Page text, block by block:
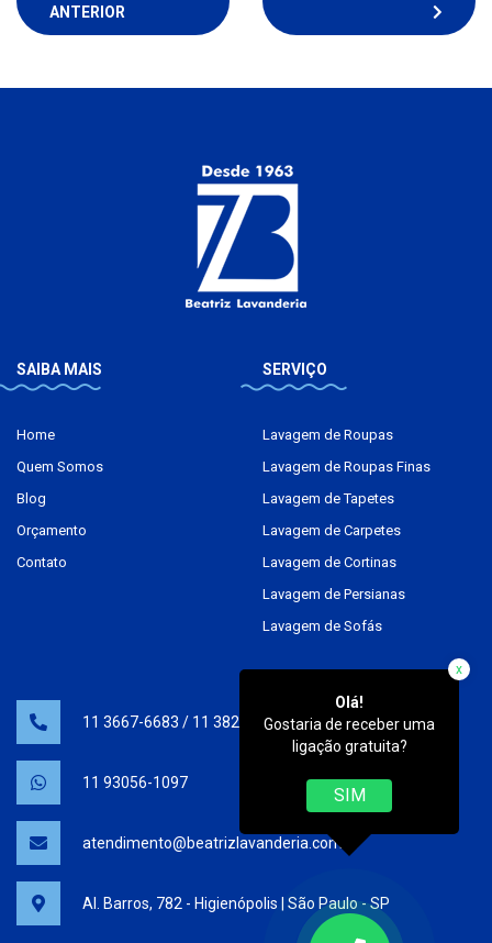
ANTERIOR
SAIBA MAIS
Home
Quem Somos
Blog
Orçamento
Contato
SERVIÇO
Lavagem de Roupas
Lavagem de Roupas Finas
Lavagem de Tapetes
Lavagem de Carpetes
Lavagem de Cortinas
Lavagem de Persianas
Lavagem de Sofás
11 3667-6683 / 11 3825-0538
11 93056-1097
atendimento@beatrizlavanderia.com.br
Al. Barros, 782 - Higienópolis | São Paulo - SP
Olá!
Gostaria de receber uma
ligação gratuita?
SIM
x